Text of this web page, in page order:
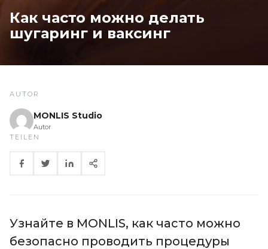
Как часто можно делать
шугаринг и ваксинг
AUTOR
MONLIS Studio
Autor
TEILEN
Узнайте в MONLIS, как часто можно
безопасно проводить процедуры